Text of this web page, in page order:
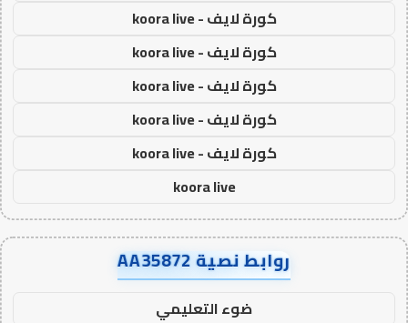
كورة لايف - koora live
كورة لايف - koora live
كورة لايف - koora live
كورة لايف - koora live
كورة لايف - koora live
koora live
روابط نصية AA35872
ضوء التعليمي